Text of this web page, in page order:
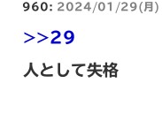
960: 2024/01/29(月)
>>29
人として失格